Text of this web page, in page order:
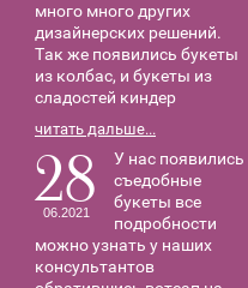
много много других
дизайнерских решений.
Так же появились букеты
из колбас, и букеты из
сладостей киндер
читать дальше...
28
06.2021
У нас появились
съедобные
букеты все
подробности
можно узнать у наших
консультантов